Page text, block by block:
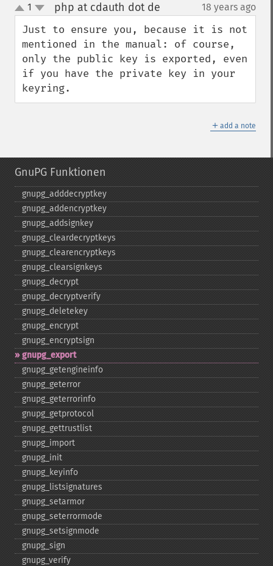
up
down
1 php at cdauth dot de 18 years ago
Just to ensure you, because it is not
mentioned in the manual: of course,
only the public key is exported, even
if you have the private key in your
keyring.
＋ add a note
GnuPG Funktionen
gnupg_​adddecryptkey
gnupg_​addencryptkey
gnupg_​addsignkey
gnupg_​cleardecryptkeys
gnupg_​clearencryptkeys
gnupg_​clearsignkeys
gnupg_​decrypt
gnupg_​decryptverify
gnupg_​deletekey
gnupg_​encrypt
gnupg_​encryptsign
gnupg_​export
gnupg_​getengineinfo
gnupg_​geterror
gnupg_​geterrorinfo
gnupg_​getprotocol
gnupg_​gettrustlist
gnupg_​import
gnupg_​init
gnupg_​keyinfo
gnupg_​listsignatures
gnupg_​setarmor
gnupg_​seterrormode
gnupg_​setsignmode
gnupg_​sign
gnupg_​verify